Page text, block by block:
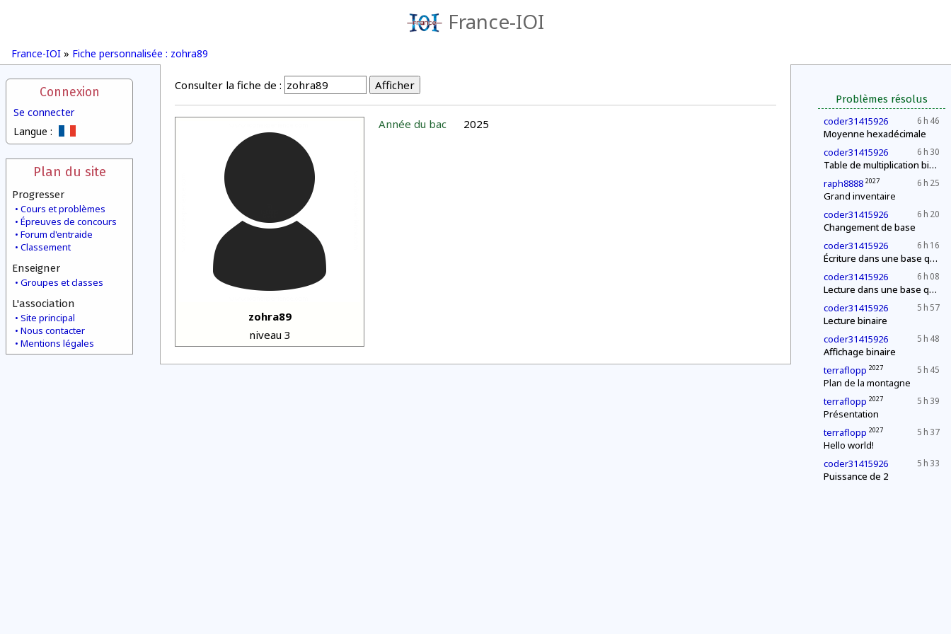
France-IOI
France-IOI » Fiche personnalisée : zohra89
Connexion
Se connecter
Langue :
Plan du site
Progresser
Cours et problèmes
Épreuves de concours
Forum d'entraide
Classement
Enseigner
Groupes et classes
L'association
Site principal
Nous contacter
Mentions légales
Problèmes résolus
6 h 46
coder31415926
Moyenne hexadécimale
6 h 30
coder31415926
Table de multiplication binaire
6 h 25
raph8888 2027
Grand inventaire
6 h 20
coder31415926
Changement de base
6 h 16
coder31415926
Écriture dans une base quelconque
6 h 08
coder31415926
Lecture dans une base quelconque
5 h 57
coder31415926
Lecture binaire
5 h 48
coder31415926
Affichage binaire
5 h 45
terraflopp 2027
Plan de la montagne
5 h 39
terraflopp 2027
Présentation
5 h 37
terraflopp 2027
Hello world!
5 h 33
coder31415926
Puissance de 2
Consulter la fiche de :
zohra89
niveau 3
Année du bac 2025